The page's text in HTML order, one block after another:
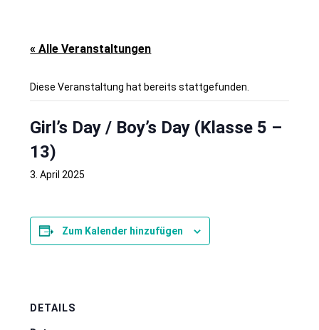
« Alle Veranstaltungen
Diese Veranstaltung hat bereits stattgefunden.
Girl’s Day / Boy’s Day (Klasse 5 –
13)
3. April 2025
Zum Kalender hinzufügen
DETAILS